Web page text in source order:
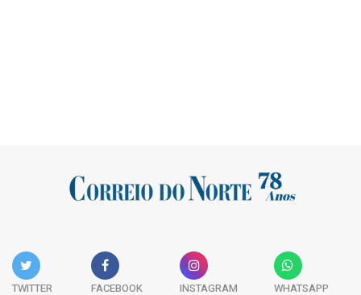
TWITTER FACEBOOK INSTAGRAM WHATSAPP